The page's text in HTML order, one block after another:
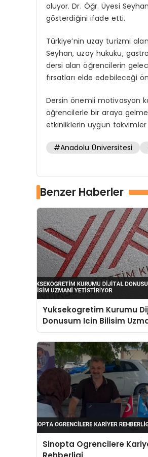
oluyor. Dr. Öğr. Üyesi
gösterdiğini ifade etti.
Türkiye’nin uzay turizmi
Seyhan, uzay hukuku,
dersi alan öğrencilerin
fırsatları elde edebileceği
Dersin önemli motivasyon
öğrencilerle bir araya
etkinliklerin uygun
#Anadolu Üniversitesi
Benzer Haberler
Yuksekogretim Kurumu
Donusum Icin Bilisim
Yetistiriyor
Sinopta Ogrencilere